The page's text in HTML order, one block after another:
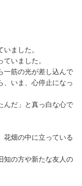
ました。
いました。
一筋の光が差し込んで
、いま、心停止になっ
んだ」と真っ白な心で
花畑の中に立っている
知の方や新たな友人の